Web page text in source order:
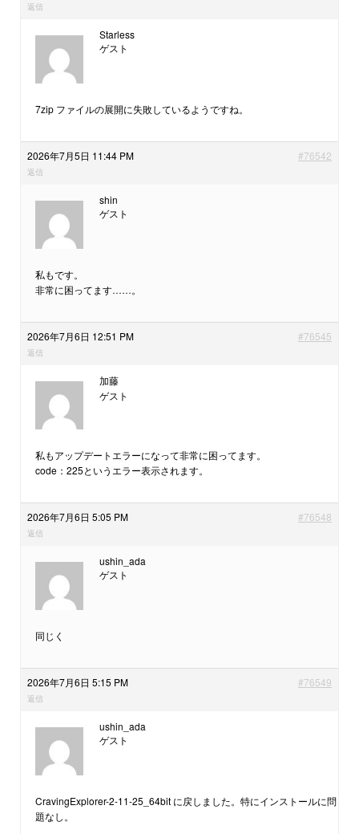
返信
Starless
ゲスト
7zip ファイルの展開に失敗しているようですね。
2026年7月5日 11:44 PM #76542
返信
shin
ゲスト
私もです。
非常に困ってます……。
2026年7月6日 12:51 PM #76545
返信
加藤
ゲスト
私もアップデートエラーになって非常に困ってます。
code：225というエラー表示されます。
2026年7月6日 5:05 PM #76548
返信
ushin_ada
ゲスト
同じく
2026年7月6日 5:15 PM #76549
返信
ushin_ada
ゲスト
CravingExplorer-2-11-25_64bit に戻しました。特にインストールに問
題なし。